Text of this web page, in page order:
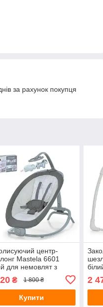
за рахунок покупця
центр-
Mastela 6601
для немовлят з
₴ 1 800 ₴
Купити
2